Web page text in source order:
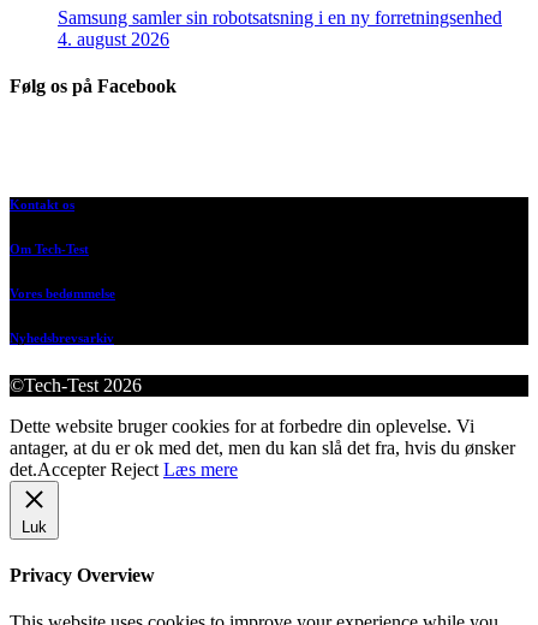
Samsung samler sin robotsatsning i en ny forretningsenhed
4. august 2026
Følg os på Facebook
Kontakt os
Om Tech-Test
Vores bedømmelse
Nyhedsbrevsarkiv
©Tech-Test 2026
Dette website bruger cookies for at forbedre din oplevelse. Vi
antager, at du er ok med det, men du kan slå det fra, hvis du ønsker
det.Accepter Reject Læs mere
Luk
Privacy Overview